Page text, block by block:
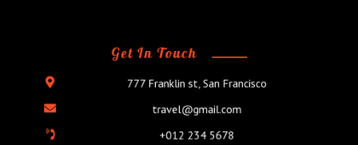
Get In Touch
777 Franklin st, San Francisco
travel@gmail.com
+012 234 5678